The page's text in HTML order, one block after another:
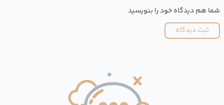
شما هم دیدگاه خود را بنویسید
ثبت دیدگاه